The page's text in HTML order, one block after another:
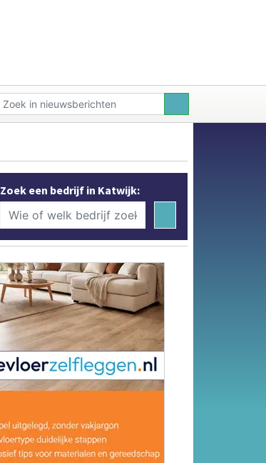
Zoek een bedrijf in Katwijk: